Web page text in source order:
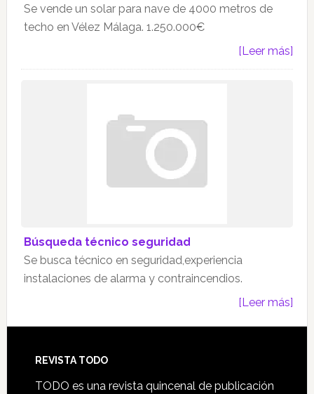
Se vende un solar para nave de 4000 metros de
techo en Vélez Málaga. 1.250.000€
[Leer más]
Búsqueda técnico seguridad
Se busca técnico en seguridad,experiencia
instalaciones de alarma y contraincendios.
[Leer más]
Footer
REVISTA TODO
TODO es una revista quincenal de publicación